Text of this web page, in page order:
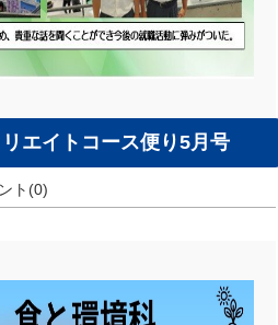
エイトコース便り5月号
ト(0)